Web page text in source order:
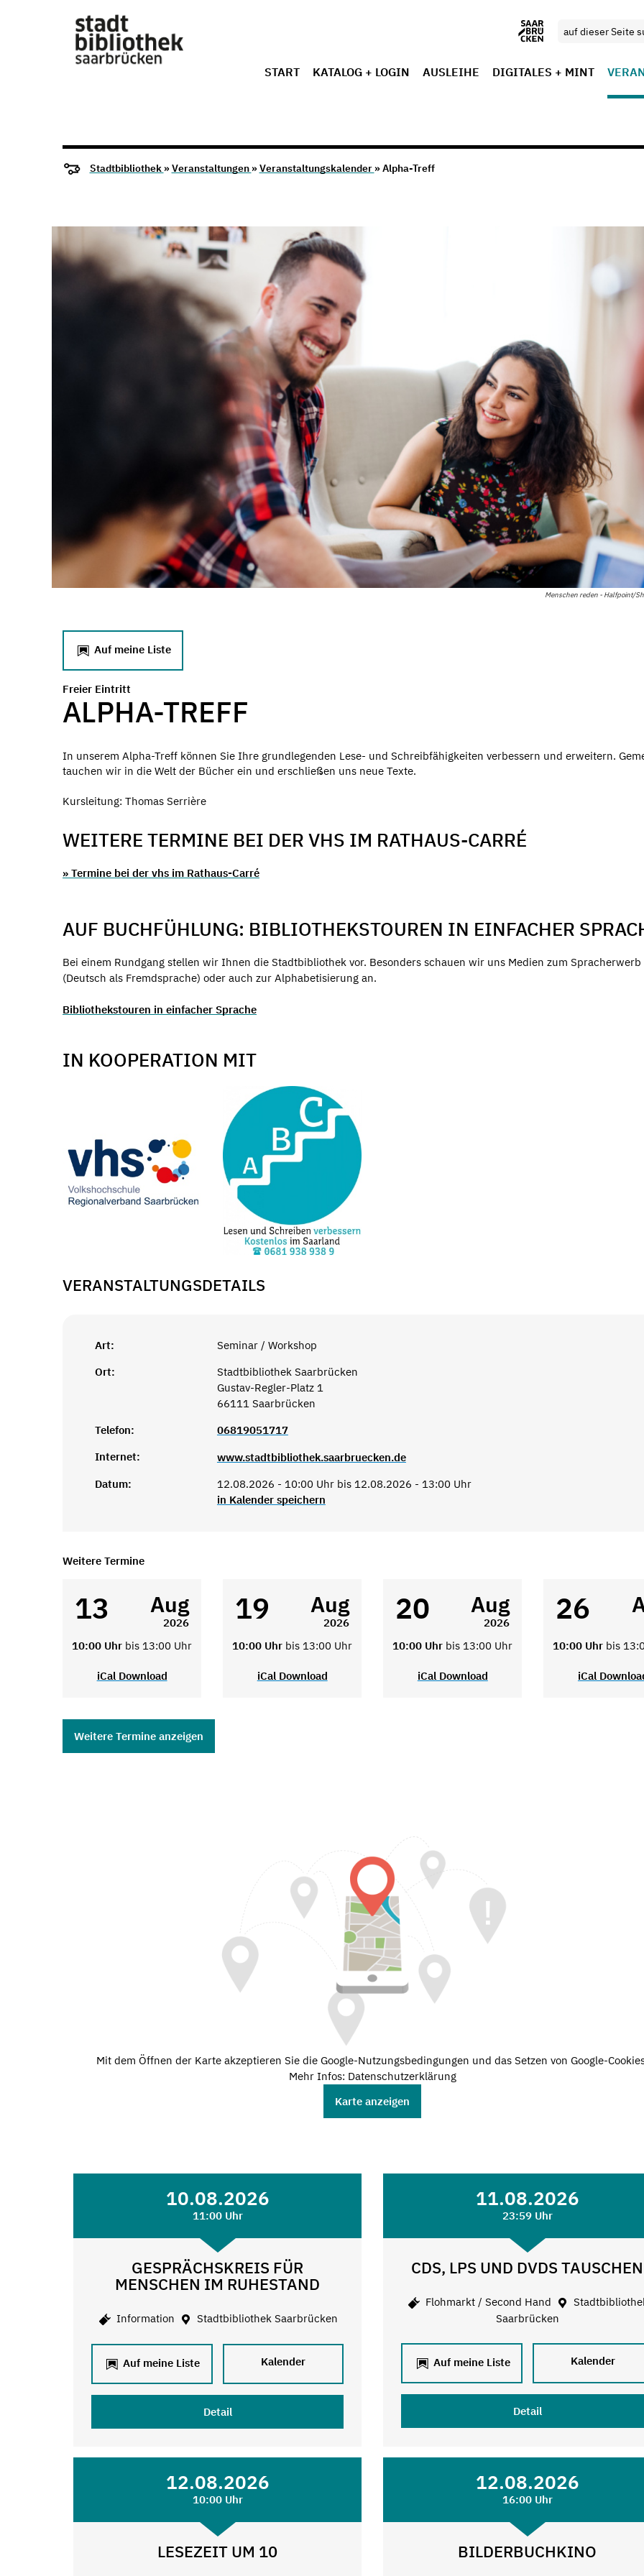
START KATALOG + LOGIN AUSLEIHE DIGITALES + MINT
Stadtbibliothek »Veranstaltungen »Veranstaltungskalender » Alpha-Treff
Menschen reden - Halfpoint/
Auf meine Liste
Freier Eintritt
ALPHA-TREFF
In unserem Alpha-Treff können Sie Ihre grundlegenden Lese- und Schreibfähigkeiten verbessern und erweitern.
tauchen wir in die Welt der Bücher ein und erschließen uns neue Texte.
Kursleitung: Thomas Serrière
WEITERE TERMINE BEI DER VHS IM RATHAUS-CARRÉ
» Termine bei der vhs im Rathaus-Carré
AUF BUCHFÜHLUNG: BIBLIOTHEKSTOUREN IN EINFACHER
Bei einem Rundgang stellen wir Ihnen die Stadtbibliothek vor. Besonders schauen wir uns Medien zum Spracherwerb
(Deutsch als Fremdsprache) oder auch zur Alphabetisierung an.
Bibliothekstouren in einfacher Sprache
IN KOOPERATION MIT
VERANSTALTUNGSDETAILS
Art:
Seminar / Workshop
Ort:
Stadtbibliothek Saarbrücken
Gustav-Regler-Platz 1
66111 Saarbrücken
Telefon:
06819051717
Internet:
www.stadtbibliothek.saarbruecken.de
Datum:
12.08.2026 - 10:00 Uhr bis 12.08.2026 - 13:00 Uhr
in Kalender speichern
Weitere Termine
13 Aug
2026
10:00 Uhr bis 13:00 Uhr
iCal Download
19 Aug
2026
10:00 Uhr bis 13:00 Uhr
iCal Download
20 Aug
2026
10:00 Uhr bis 13:00 Uhr
iCal Download
26
10:00 Uhr bis
iCal
Weitere Termine anzeigen
Mit dem Öffnen der Karte akzeptieren Sie die Google-Nutzungsbedingungen und das Setzen von Google-
Mehr Infos: Datenschutzerklärung
Karte anzeigen
10.08.2026
11:00 Uhr
GESPRÄCHSKREIS FÜR
MENSCHEN IM RUHESTAND
Information Stadtbibliothek Saarbrücken
Auf meine Liste Kalender
Detail
11.08.2026
23:59 Uhr
CDS, LPS UND DVDS TAUSCHEN
Flohmarkt / Second Hand
Saarbrücken
Auf meine Liste Kalender
Detail
12.08.2026
10:00 Uhr
LESEZEIT UM 10
12.08.2026
16:00 Uhr
BILDERBUCHKINO